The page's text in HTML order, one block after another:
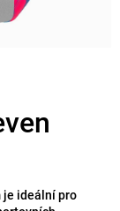
je ideální pro